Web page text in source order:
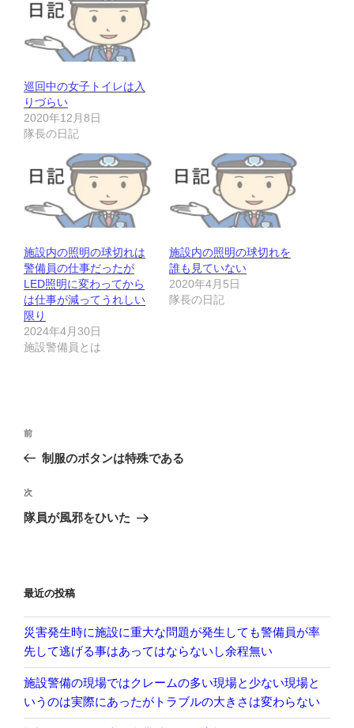
巡回中の女子トイレは入
りづらい
2020年12月8日
隊長の日記
施設内の照明の球切れは
警備員の仕事だったが
LED照明に変わってから
は仕事が減ってうれしい
限り
2024年4月30日
施設警備員とは
施設内の照明の球切れを
誰も見ていない
2020年4月5日
隊長の日記
投
ナ
ビ
ゲ
ン
前
の
稿
前
制服のボタンは特殊である
次
の
次
隊員が風邪をひいた
最近の投稿
災害発生時に施設に重大な問題が発生しても警備員が率
先して逃げる事はあってはならないし余程無い
施設警備の現場ではクレームの多い現場と少ない現場と
いうのは実際にあったがトラブルの大きさは変わらない